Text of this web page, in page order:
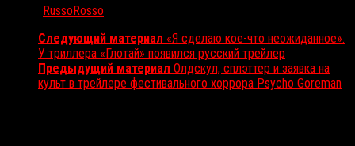
RussoRosso
Следующий материал «Я сделаю кое-что неожиданное».
У триллера «Глотай» появился русский трейлер
Предыдущий материал Олдскул, сплэттер и заявка на
культ в трейлере фестивального хоррора Psycho Goreman